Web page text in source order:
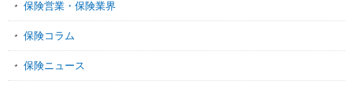
保険営業・保険業界
保険コラム
保険ニュース